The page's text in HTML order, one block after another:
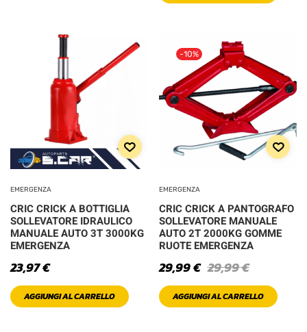
EMERGENZA
CRIC CRICK A BOTTIGLIA
SOLLEVATORE IDRAULICO
MANUALE AUTO 3T 3000KG
EMERGENZA
23,97€
AGGIUNGI AL CARRELLO
-10%
EMERGENZA
CRIC CRICK A PANTOGRAFO
SOLLEVATORE MANUALE
AUTO 2T 2000KG GOMME
RUOTE EMERGENZA
29,99€
29,99€
AGGIUNGI AL CARRELLO